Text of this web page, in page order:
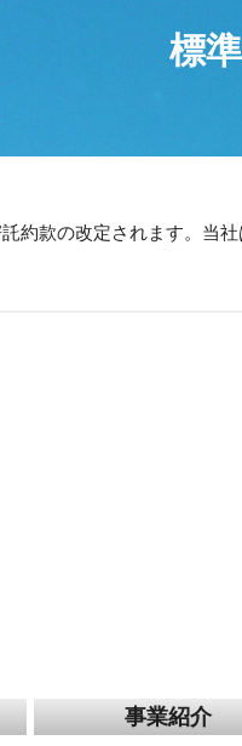
標
約款の改定されます。当
事業紹介